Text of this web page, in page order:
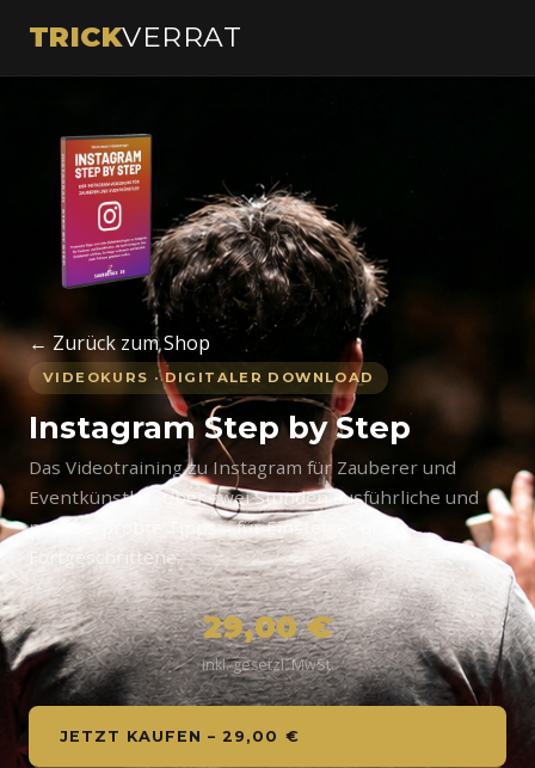
TRICKVERRAT
← Zurück zum Shop
VIDEOKURS · DIGITALER DOWNLOAD
Instagram Step by Step
Das Videotraining zu Instagram für Zauberer und
Eventkünstler. Über zwei Stunden ausführliche und
praxiserprobte Tipps – für Einsteiger und
Fortgeschrittene.
29,00 €
inkl. gesetzl. MwSt.
JETZT KAUFEN – 29,00 €